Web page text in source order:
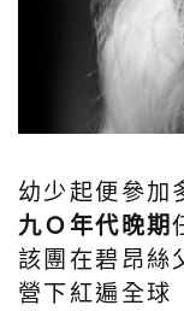
幼少起便參加
九Ｏ年代晚期
該團在碧昂絲
營下紅遍全球